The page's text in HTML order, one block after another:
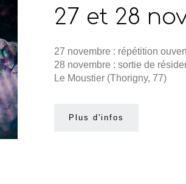
27 et 28
27 novembre : répétition
28 novembre : sortie de
Le Moustier (Thorigny, 77)
Plus d'infos